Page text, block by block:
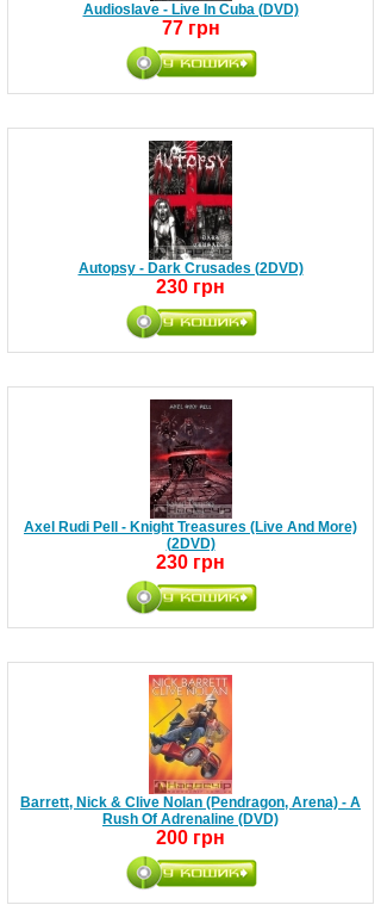
Audioslave - Live In Cuba (DVD)
77 грн
Autopsy - Dark Crusades (2DVD)
230 грн
Axel Rudi Pell - Knight Treasures (Live And More)
(2DVD)
230 грн
Barrett, Nick & Clive Nolan (Pendragon, Arena) - A
Rush Of Adrenaline (DVD)
200 грн